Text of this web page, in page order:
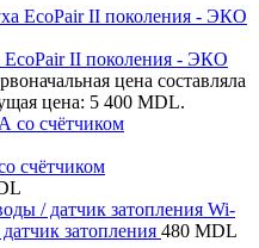
EcoPair II поколения - ЭКО
цена составляла
цена: 5 400 MDL.
счётчиком
Wi-
затопления 480 MDL